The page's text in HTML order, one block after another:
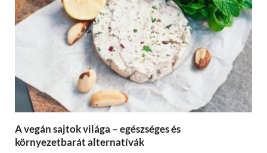
A vegán sajtok világa – egészséges és
környezetbarát alternatívák